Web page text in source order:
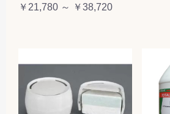
￥21,780 ～ ￥38,720